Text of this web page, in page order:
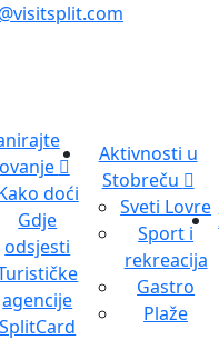
doći
Gdje
odsjesti
agencije
SplitCard
Aktivnosti u
Stobreču
Sveti Lovre
Sport i
rekreacija
Gastro
Plaže